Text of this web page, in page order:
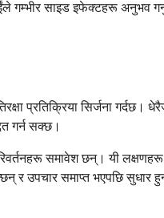
गम्भीर साइड इफेक्टहरू अनुभव
प्रतिक्रिया सिर्जना
गर्न सक्छ।
समावेश छन्। यी
र उपचार समाप्त भएपछि सुधार